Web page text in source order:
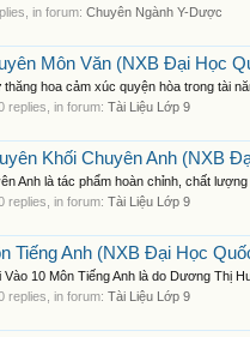
in forum:Chuyên Ngành Y-Dược
Môn Văn (NXB Đại Học
hoa cảm xúc quyện hòa trong tài
0 replies, in forum:Tài Liệu Lớp 9
Khối Chuyên Anh (NXB
Anh là tác phẩm hoàn chỉnh, chất
0 replies, in forum:Tài Liệu Lớp 9
Tiếng Anh (NXB Đại Học
10 Môn Tiếng Anh là do Dương Thị
0 replies, in forum:Tài Liệu Lớp 9